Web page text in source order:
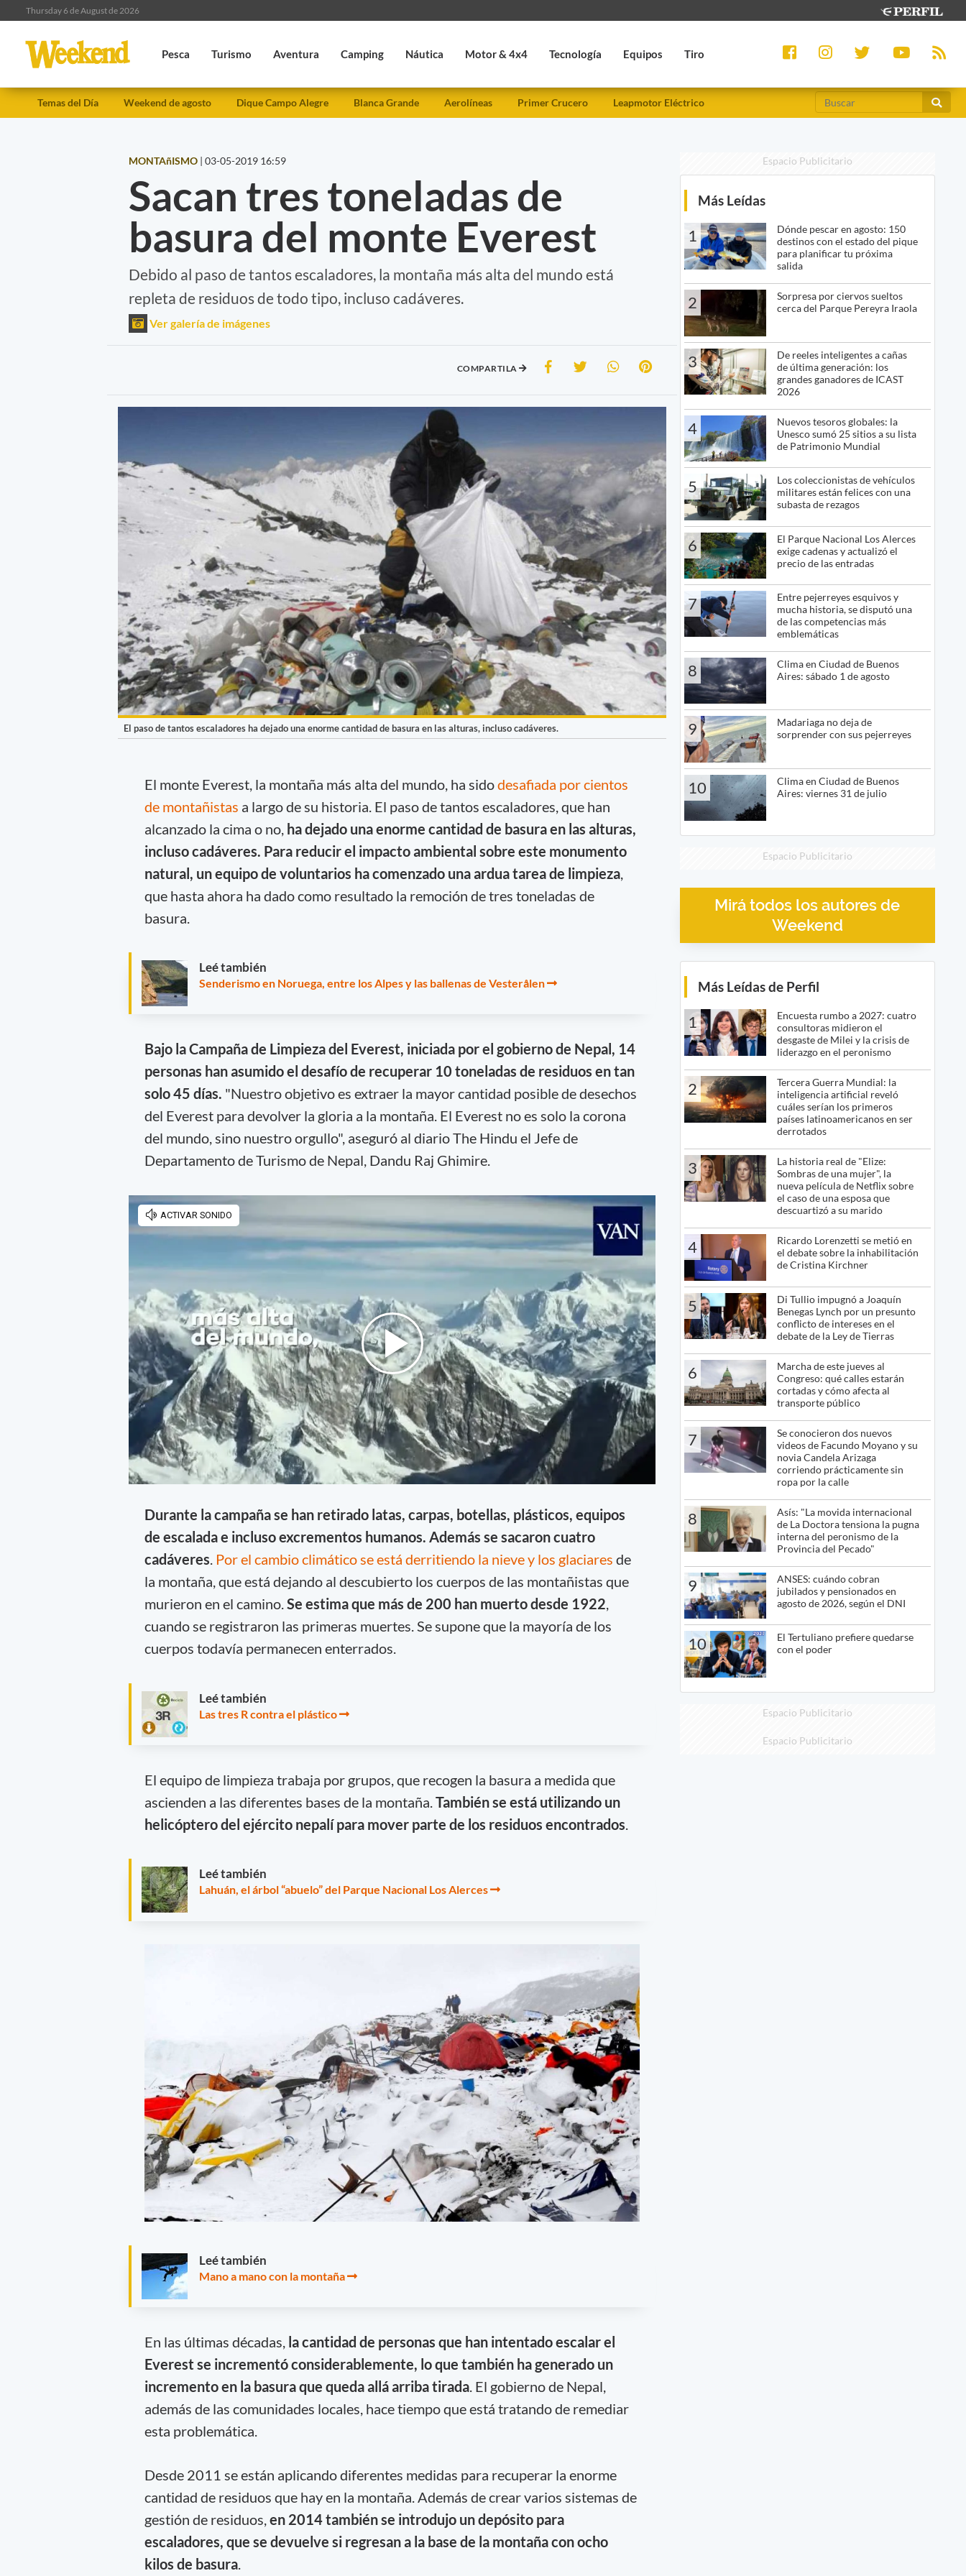
Thursday 6 de August de 2026
Pesca Turismo Aventura Camping Náutica Motor & 4x4 Tecnología Equipos Tiro
Temas del Día Weekend de agosto Dique Campo Alegre Blanca Grande Aerolíneas Primer Crucero Leapmotor Eléctrico
MONTAñISMO | 03-05-2019 16:59
Sacan tres toneladas de
basura del monte Everest
Debido al paso de tantos escaladores, la montaña más alta del mundo está
repleta de residuos de todo tipo, incluso cadáveres.
Ver galería de imágenes
COMPARTILA
El paso de tantos escaladores ha dejado una enorme cantidad de basura en las alturas, incluso cadáveres.
El monte Everest, la montaña más alta del mundo, ha sidodesafiada por cientos
de montañistas a largo de su historia. El paso de tantos escaladores, que han
alcanzado la cima o no, ha dejado una enorme cantidad de basura en las alturas,
incluso cadáveres. Para reducir el impacto ambiental sobre este monumento
natural, un equipo de voluntarios ha comenzado una ardua tarea de limpieza,
que hasta ahora ha dado como resultado la remoción de tres toneladas de
basura.
Leé también
Senderismo en Noruega, entre los Alpes y las ballenas de Vesterålen
Bajo la Campaña de Limpieza del Everest, iniciada por el gobierno de Nepal, 14
personas han asumido el desafío de recuperar 10 toneladas de residuos en tan
solo 45 días. "Nuestro objetivo es extraer la mayor cantidad posible de desechos
del Everest para devolver la gloria a la montaña. El Everest no es solo la corona
del mundo, sino nuestro orgullo", aseguró al diario The Hindu el Jefe de
Departamento de Turismo de Nepal, Dandu Raj Ghimire.
Durante la campaña se han retirado latas, carpas, botellas, plásticos, equipos
de escalada e incluso excrementos humanos. Además se sacaron cuatro
cadáveres. Por el cambio climático se está derritiendo la nieve y los glaciares de
la montaña, que está dejando al descubierto los cuerpos de las montañistas que
murieron en el camino.Se estima que más de 200 han muerto desde 1922,
cuando se registraron las primeras muertes. Se supone que la mayoría de los
cuerpos todavía permanecen enterrados.
Leé también
Las tres R contra el plástico
El equipo de limpieza trabaja por grupos, que recogen la basura a medida que
ascienden a las diferentes bases de la montaña. También se está utilizando un
helicóptero del ejército nepalí para mover parte de los residuos encontrados
Leé también
Lahuán, el árbol “abuelo” del Parque Nacional Los Alerces
Leé también
Mano a mano con la montaña
En las últimas décadas, la cantidad de personas que han intentado escalar el
Everest se incrementó considerablemente, lo que también ha generado un
incremento en la basura que queda allá arriba tirada. El gobierno de Nepal,
además de las comunidades locales, hace tiempo que está tratando de remediar
esta problemática.
Desde 2011 se están aplicando diferentes medidas para recuperar la enorme
cantidad de residuos que hay en la montaña. Además de crear varios sistemas de
gestión de residuos,en 2014 también se introdujo un depósito para
escaladores, que se devuelve si regresan a la base de la montaña con ocho
kilos de basura.
Espacio Publicitario
Más Leídas
1
Dónde pescar en agosto: 150
destinos con el estado del pique
para planificar tu próxima
salida
2
Sorpresa por ciervos sueltos
cerca del Parque Pereyra Iraola
3
De reeles inteligentes a cañas
de última generación: los
grandes ganadores de ICAST
2026
4
Nuevos tesoros globales: la
Unesco sumó 25 sitios a su lista
de Patrimonio Mundial
5
Los coleccionistas de vehículos
militares están felices con una
subasta de rezagos
6
El Parque Nacional Los Alerces
exige cadenas y actualizó el
precio de las entradas
7
Entre pejerreyes esquivos y
mucha historia, se disputó una
de las competencias más
emblemáticas
8
Clima en Ciudad de Buenos
Aires: sábado 1 de agosto
9
Madariaga no deja de
sorprender con sus pejerreyes
10
Clima en Ciudad de Buenos
Aires: viernes 31 de julio
Espacio Publicitario
Mirá todos los autores de
Weekend
Más Leídas de Perfil
1
Encuesta rumbo a 2027: cuatro
consultoras midieron el
desgaste de Milei y la crisis de
liderazgo en el peronismo
2
Tercera Guerra Mundial: la
inteligencia artificial reveló
cuáles serían los primeros
países latinoamericanos en ser
derrotados
3
La historia real de "Elize:
Sombras de una mujer", la
nueva película de Netflix sobre
el caso de una esposa que
descuartizó a su marido
4
Ricardo Lorenzetti se metió en
el debate sobre la inhabilitación
de Cristina Kirchner
5
Di Tullio impugnó a Joaquín
Benegas Lynch por un presunto
conflicto de intereses en el
debate de la Ley de Tierras
6
Marcha de este jueves al
Congreso: qué calles estarán
cortadas y cómo afecta al
transporte público
7
Se conocieron dos nuevos
videos de Facundo Moyano y su
novia Candela Arizaga
corriendo prácticamente sin
ropa por la calle
8
Asís: "La movida internacional
de La Doctora tensiona la pugna
interna del peronismo de la
Provincia del Pecado"
9
ANSES: cuándo cobran
jubilados y pensionados en
agosto de 2026, según el DNI
10
El Tertuliano prefiere quedarse
con el poder
Espacio Publicitario
Espacio Publicitario